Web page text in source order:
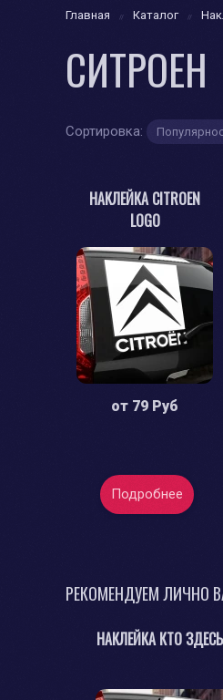
Главная Каталог
СИТРОЕН
Сортировка:
НАКЛЕЙКА CITROEN
LOGO
от 79 Руб
Подробнее
РЕКОМЕНДУЕМ ЛИЧНО
НАКЛЕЙКА КТО